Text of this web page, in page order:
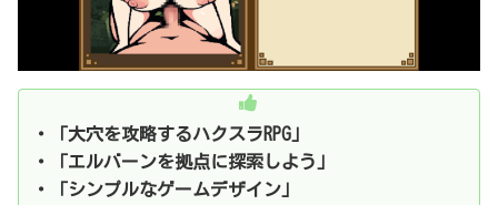
・「大穴を攻略するハクスラRPG」
・「エルバーンを拠点に探索しよう」
・「シンプルなゲームデザイン」